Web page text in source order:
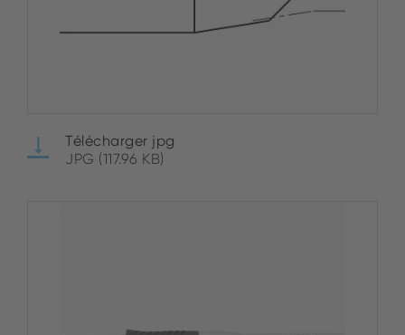
Télécharger jpg
JPG (117.96 KB)